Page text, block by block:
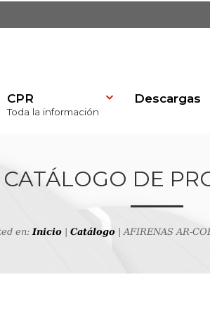
CPR
Toda la información
Descargas
CATÁLOGO DE
en:Inicio| Catálogo| AFIRENAS AR-